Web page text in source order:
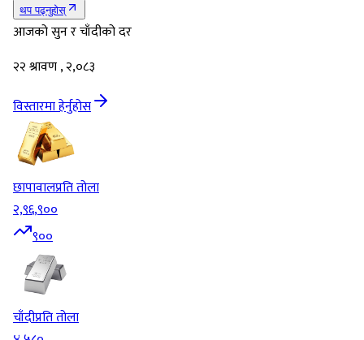
थप पढ्नुहोस्
आजको सुन र चाँदीको दर
२२ श्रावण , २,०८३
विस्तारमा हेर्नुहोस
छापावालप्रति तोला
२,९६,९००
९००
चाँदीप्रति तोला